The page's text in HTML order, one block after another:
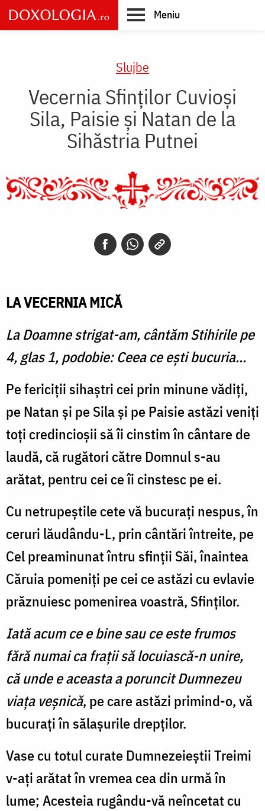
Skip
to
main
Meniu
Slujbe
Vecernia Sfinților Cuvioși
Sila, Paisie și Natan de la
Sihăstria Putnei
LA VECERNIA MICĂ
La Doamne strigat-am, cântăm Stihirile pe
4, glas 1, podobie: Ceea ce ești bucuria...
Pe fericiții sihaștri cei prin minune vădiți,
pe Natan și pe Sila și pe Paisie astăzi veniți
toți credincioșii să îi cinstim în cântare de
laudă, că rugători către Domnul s-au
arătat, pentru cei ce îi cinstesc pe ei.
Cu netrupeștile cete vă bucuraţi nespus, în
ceruri lăudându-L, prin cântări întreite, pe
Cel preaminunat întru sfinții Săi, înaintea
Căruia pomeniţi pe cei ce astăzi cu evlavie
prăznuiesc pomenirea voastră, Sfinților.
Iată acum ce e bine sau ce este frumos
fără numai ca fraţii să locuiască-n unire,
că unde e aceasta a poruncit Dumnezeu
viaţa veşnică, pe care astăzi primind-o, vă
bucuraţi în sălaşurile drepţilor.
Vase cu totul curate Dumnezeieștii Treimi
v-aţi arătat în vremea cea din urmă în
lume; Acesteia rugându-vă neîncetat cu